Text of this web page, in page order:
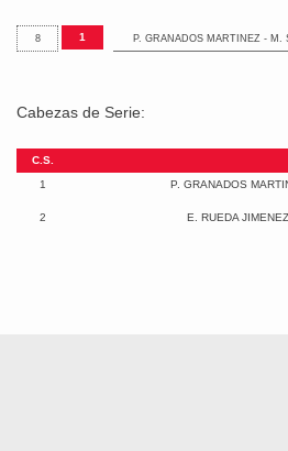
8 1 P. GRANADOS MARTINEZ - M.
Cabezas de Serie:
C.S.
1
P. GRANADOS
2 E. RUEDA